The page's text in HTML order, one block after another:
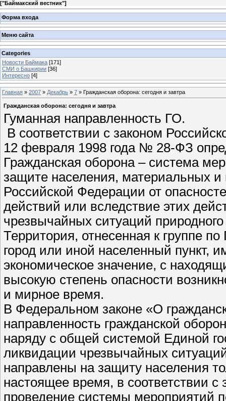
["Баймакский вестник"]
Форма входа
Меню сайта
Categories
Новости Баймака [171]
СМИ о Башкирии [36]
Интересно [4]
Главная » 2007 » Декабрь » 7 » Гражданская оборона: сегодня и завтра
Гражданская оборона: сегодня и завтра
Гуманная направленность ГО.
В соответствии с законом
12 февраля 1998 года № 28-ФЗ
Гражданская оборона – система
защите населения, материальных и
Российской Федерации от
действий или вследствие этих
чрезвычайных ситуаций природного
Территория, отнесенная к группе
город или иной населенный
экономическое значение, с
высокую степень опасности
и мирное время.
В Федеральном законе «О
направленность гражданской
наряду с общей системой Единой
ликвидации чрезвычайных
направлены на защиту населения
настоящее время, в соответствии
проведение системы мероприятий